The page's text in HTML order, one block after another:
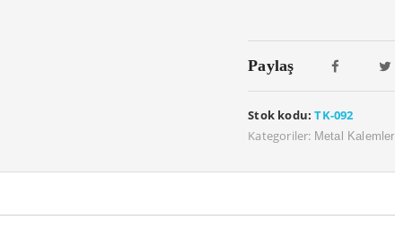
Paylaş
Stok kodu:TK-092
Kategoriler: Metal Kalemler